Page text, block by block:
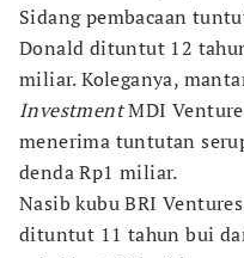
Sidang pembacaan
Donald dituntut 12
miliar. Koleganya,
InvestmentMDI
menerima tuntutan
denda Rp1 miliar.
Nasib kubu BRI
dituntut 11 tahun bui